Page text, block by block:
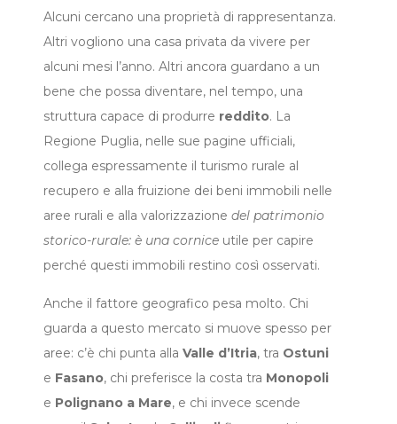
Alcuni cercano una proprietà di rappresentanza.
Altri vogliono una casa privata da vivere per
alcuni mesi l’anno. Altri ancora guardano a un
bene che possa diventare, nel tempo, una
struttura capace di produrre reddito. La
Regione Puglia, nelle sue pagine ufficiali,
collega espressamente il turismo rurale al
recupero e alla fruizione dei beni immobili nelle
aree rurali e alla valorizzazione del patrimonio
storico-rurale: è una corniceutile per capire
perché questi immobili restino così osservati.
Anche il fattore geografico pesa molto. Chi
guarda a questo mercato si muove spesso per
aree: c’è chi punta alla Valle d’Itria, tra Ostuni
e Fasano, chi preferisce la costa tra Monopoli
e Polignano a Mare, e chi invece scende